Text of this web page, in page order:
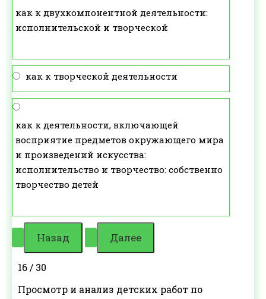
как к двухкомпонентной деятельности:
исполнительской и творческой
как к творческой деятельности
как к деятельности, включающей
восприятие предметов окружающего мира
и произведений искусства:
исполнительство и творчество: собственно
творчество детей
16 / 30
Просмотр и анализ детских работ по